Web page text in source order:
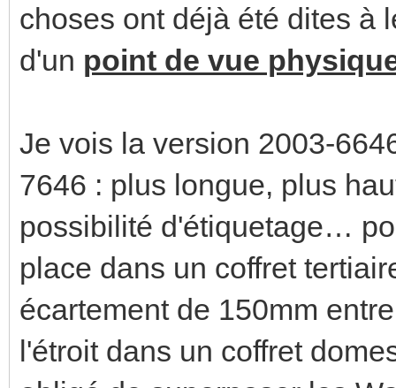
choses ont déjà été dites à
d'un point de vue
Je vois la version 2003-
7646 : plus longue, plus
possibilité d'étiquetage…
place dans un coffret
écartement de 150mm
l'étroit dans un coffret